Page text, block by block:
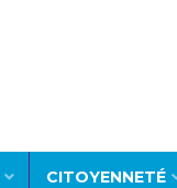
CITOYENNETÉ